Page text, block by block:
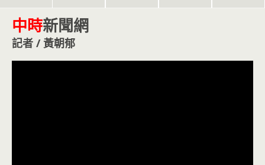
中時新聞網
記者 / 黃朝郁